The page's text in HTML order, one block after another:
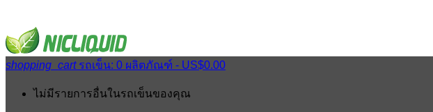
shopping_cart รถเข็น: 0 ผลิตภัณฑ์ - US$0.00
ไม่มีรายการอื่นในรถเข็นของคุณ